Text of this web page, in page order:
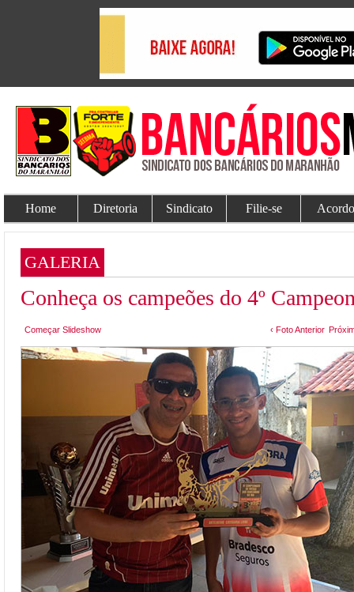
Home Diretoria Sindicato Filie-se
GALERIA
Conheça os campeões do 4º
Começar Slideshow ‹ Foto Anterior